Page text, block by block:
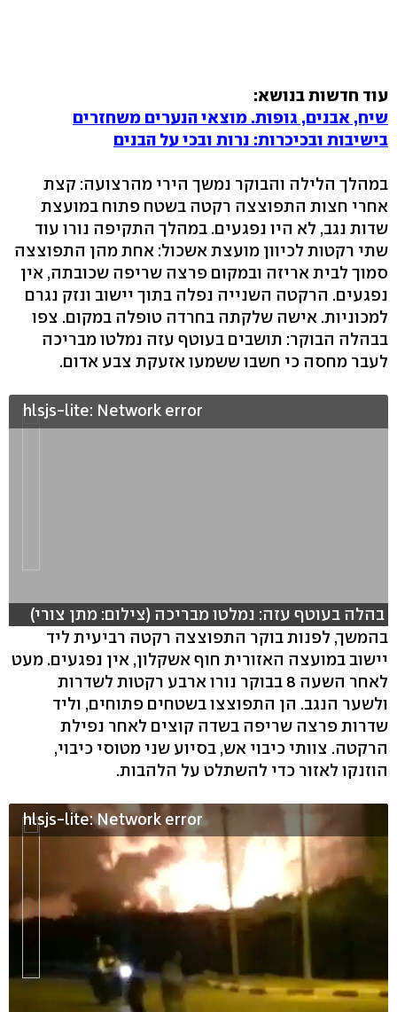
עוד חדשות בנושא:
שיח, אבנים, גופות. מוצאי הנערים משחזרים
בישיבות ובכיכרות: נרות ובכי על הבנים
במהלך הלילה והבוקר נמשך הירי מהרצועה: קצת
אחרי חצות התפוצצה רקטה בשטח פתוח במועצת
שדות נגב, לא היו נפגעים. במהלך התקיפה נורו עוד
שתי רקטות לכיוון מועצת אשכול: אחת מהן התפוצצה
סמוך לבית אריזה ובמקום פרצה שריפה שכובתה, אין
נפגעים. הרקטה השנייה נפלה בתוך יישוב ונזק נגרם
למכוניות. אישה שלקתה בחרדה טופלה במקום. צפו
בבהלה הבוקר: תושבים בעוטף עזה נמלטו מבריכה
לעבר מחסה כי חשבו ששמעו אזעקת צבע אדום.
hlsjs-lite: Network error
בהלה בעוטף עזה: נמלטו מבריכה (צילום: מתן צורי)
בהמשך, לפנות בוקר התפוצצה רקטה רביעית ליד
יישוב במועצה האזורית חוף אשקלון, אין נפגעים. מעט
לאחר השעה 8 בבוקר נורו ארבע רקטות לשדרות
ולשער הנגב. הן התפוצצו בשטחים פתוחים, וליד
שדרות פרצה שריפה בשדה קוצים לאחר נפילת
הרקטה. צוותי כיבוי אש, בסיוע שני מטוסי כיבוי,
הוזנקו לאזור כדי להשתלט על הלהבות.
hlsjs-lite: Network error